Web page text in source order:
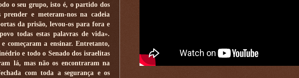
o seu grupo, isto é, o partido dos
prender e meteram-nos na cadeia
da prisão, levou-os para fora e
todas estas palavras de vida».
começaram a ensinar. Entretanto,
e todo o Senado dos israelitas
lá, mas não os encontraram na
com toda a segurança e os